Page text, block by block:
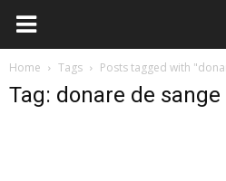
Home Tags Posts tagged with
Tag: donare de sange